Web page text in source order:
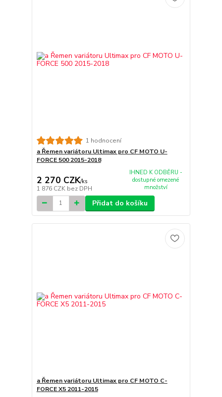
1 hodnocení
a Řemen variátoru Ultimax pro CF MOTO U-
FORCE 500 2015-2018
2 270 CZK/ks
1 876 CZK bez DPH
IHNED K ODBĚRU -
dostupné omezené
množství
Přidat do košíku
a Řemen variátoru Ultimax pro CF MOTO C-
FORCE X5 2011-2015